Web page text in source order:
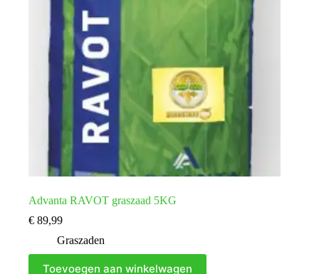
Advanta RAVOT graszaad 5KG
€ 89,99
Graszaden
Toevoegen aan winkelwagen